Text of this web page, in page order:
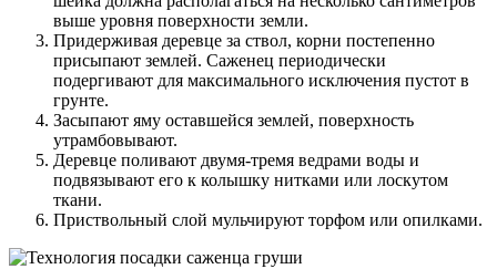
выше уровня поверхности земли.
Придерживая деревце за ствол, корни постепенно
присыпают землей. Саженец периодически
подергивают для максимального исключения пустот в
грунте.
Засыпают яму оставшейся землей, поверхность
утрамбовывают.
Деревце поливают двумя-тремя ведрами воды и
подвязывают его к колышку нитками или лоскутом
ткани.
Приствольный слой мульчируют торфом или опилками.